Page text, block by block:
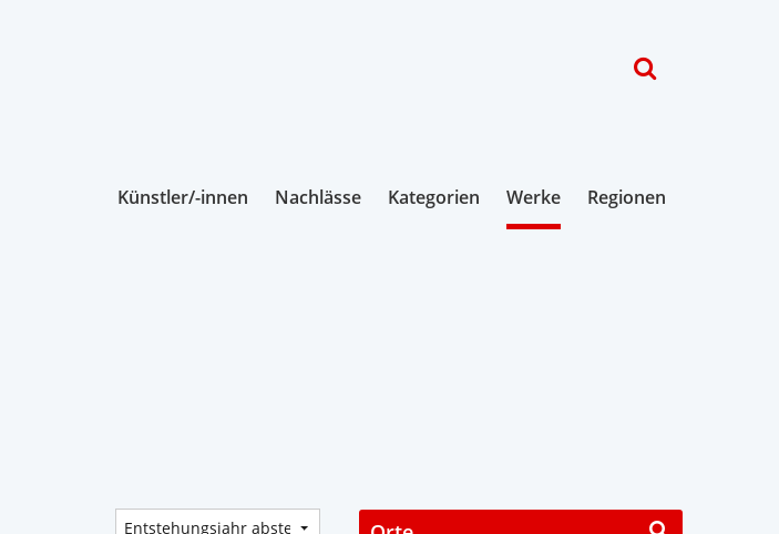
Künstler/-innen Nachlässe Kategorien Werke Regionen